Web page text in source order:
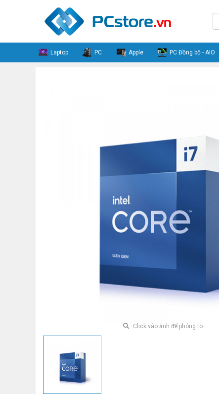
Laptop PC Apple PC Đồng bộ - AIO
Click vào ảnh để phóng to